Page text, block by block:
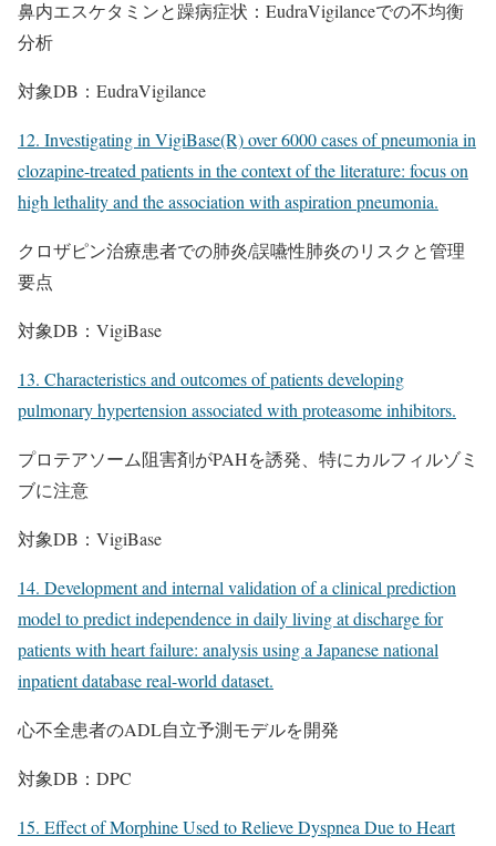
鼻内エスケタミンと躁病症状：EudraVigilanceでの不均衡
分析
対象DB：EudraVigilance
12. Investigating in VigiBase(R) over 6000 cases of pneumonia in
clozapine-treated patients in the context of the literature: focus on
high lethality and the association with aspiration pneumonia.
クロザピン治療患者での肺炎/誤嚥性肺炎のリスクと管理
要点
対象DB：VigiBase
13. Characteristics and outcomes of patients developing
pulmonary hypertension associated with proteasome inhibitors.
プロテアソーム阻害剤がPAHを誘発、特にカルフィルゾミ
ブに注意
対象DB：VigiBase
14. Development and internal validation of a clinical prediction
model to predict independence in daily living at discharge for
patients with heart failure: analysis using a Japanese national
inpatient database real-world dataset.
心不全患者のADL自立予測モデルを開発
対象DB：DPC
15. Effect of Morphine Used to Relieve Dyspnea Due to Heart